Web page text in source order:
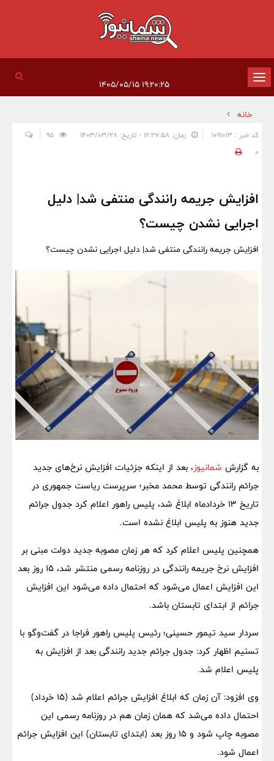
تغییر
وضعیت
ناوبری
خانه
کد خبر : 1091013 زمان: ۱۲:۲۷:۵۸ - تاریخ: ۱۴۰۳/۰۳/۲۸
0
افزایش جریمه رانندگی منتفی شد| دلیل
اجرایی نشدن چیست؟
افزایش جریمه رانندگی منتفی شد| دلیل اجرایی نشدن چیست؟
به گزارش شمانیوز، بعد از اینکه جزئیات افزایش نرخ‌های جدید
جرائم رانندگی توسط محمد مخبر؛ سرپرست ریاست جمهوری در
تاریخ 13 خردادماه ابلاغ شد، پلیس راهور اعلام کرد جدول جرائم
جدید هنوز به پلیس ابلاغ نشده است.
همچنین پلیس اعلام کرد که هر زمان مصوبه جدید دولت مبنی بر
افزایش نرخ جریمه رانندگی در روزنامه رسمی منتشر شد، 15 روز بعد
این افزایش اعمال می‌شود که احتمال داده می‌شود این افزایش
جرائم از ابتدای تابستان باشد.
سردار سید تیمور حسینی؛ رئیس پلیس راهور فراجا در گفت‌وگو با
تسنیم اظهار کرد: جدول جرائم جدید رانندگی بعد از افزایش به
پلیس اعلام شد.
وی افزود: آن زمان که ابلاغ افزایش جرائم اعلام شد (15 خرداد)
احتمال داده می‌شد که همان زمان هم در روزنامه رسمی این
مصوبه چاپ شود و 15 روز بعد (ابتدای تابستان) این افزایش جرائم
اعمال شود.